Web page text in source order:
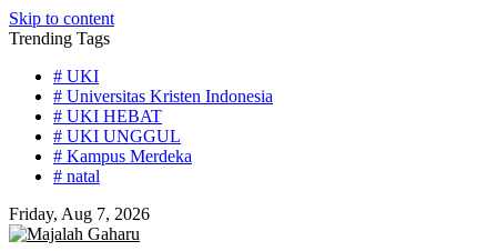
Skip to content
Trending Tags
# UKI
# Universitas Kristen Indonesia
# UKI HEBAT
# UKI UNGGUL
# Kampus Merdeka
# natal
Friday, Aug 7, 2026